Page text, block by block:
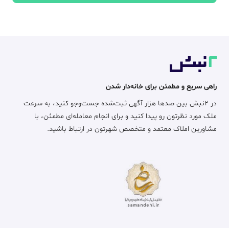
راهی سریع و مطمئن برای خانه‌دار شدن
در ۲نبش بین صدها هزار آگهی ثبت‌شده جست‌وجو کنید، به سرعت
ملک مورد نظرتون رو پیدا کنید و برای انجام معامله‌ای مطمئن، با
مشاورین املاک معتمد و متخصص شهرتون در ارتباط باشید.